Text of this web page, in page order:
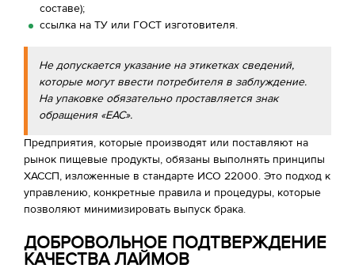
составе);
ссылка на ТУ или ГОСТ изготовителя.
Не допускается указание на этикетках сведений,
которые могут ввести потребителя в заблуждение.
На упаковке обязательно проставляется знак
обращения «ЕАС».
Предприятия, которые производят или поставляют на
рынок пищевые продукты, обязаны выполнять принципы
ХАССП, изложенные в стандарте ИСО 22000. Это подход к
управлению, конкретные правила и процедуры, которые
позволяют минимизировать выпуск брака.
ДОБРОВОЛЬНОЕ ПОДТВЕРЖДЕНИЕ
КАЧЕСТВА ЛАЙМОВ